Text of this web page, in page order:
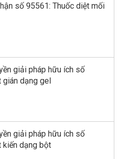
số 95561: Thuốc diệt mối
giải pháp hữu ích số
gián dạng gel
giải pháp hữu ích số
kiến dạng bột